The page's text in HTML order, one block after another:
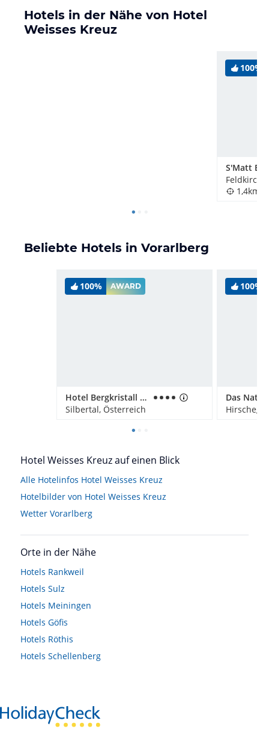
Hotels in der Nähe von Hotel
Weisses Kreuz
100%
S'Matt
Feldkirch,
1,4km
Beliebte Hotels in Vorarlberg
100% AWARD
Hotel Bergkristall Montafon
Silbertal, Österreich
100%
Hotel Weisses Kreuz auf einen Blick
Alle Hotelinfos Hotel Weisses Kreuz
Hotelbilder von Hotel Weisses Kreuz
Wetter Vorarlberg
Orte in der Nähe
Hotels Rankweil
Hotels Sulz
Hotels Meiningen
Hotels Göfis
Hotels Röthis
Hotels Schellenberg